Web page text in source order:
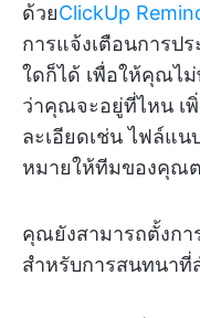
ด้วยClickUp
การแจ้งเตือนการป
ใดก็ได้ เพื่อให้คุณไ
ว่าคุณจะอยู่ที่ไหน เ
ละเอียดเช่น ไฟล์แ
หมายให้ทีมของคุณ
คุณยังสามารถตั้งกา
สำหรับการสนทนา